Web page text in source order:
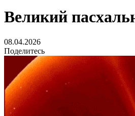
Великий
08.04.2026
Поделитесь